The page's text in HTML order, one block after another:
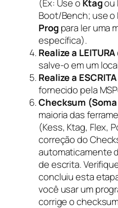
(Ex: Use o Ktagou
Boot/Bench; use o
Prog para ler uma
específica).
Realize a LEITURA
salve-o em um
Realize a ESCRITA
fornecido pela
Checksum
maioria das
(Kess, Ktag, Flex,
correção do
automaticamente
de escrita.
concluiu esta
você usar um
corrige o